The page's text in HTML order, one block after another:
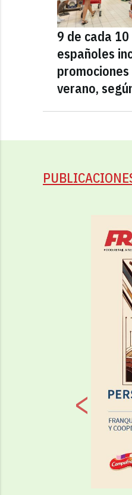
9 de cada
españoles
verano,